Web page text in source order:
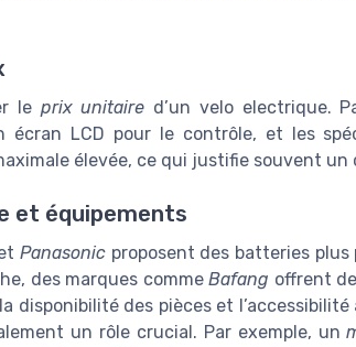
le prix unitaire d’un velo electrique.
écran LCD pour le contrôle, et les
élevée, ce qui justifie souvent un
et équipements
Panasonic proposent des batteries
des marques commeBafang offrent
disponibilité des pièces et
un rôle crucial. Par exemple, un